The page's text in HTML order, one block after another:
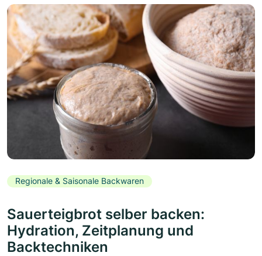
Regionale & Saisonale Backwaren
Sauerteigbrot selber backen:
Hydration, Zeitplanung und
Backtechniken